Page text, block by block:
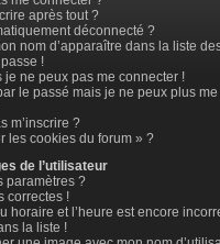
après tout ?
déconnecté ?
nom d’apparaître dans la liste
!
ne peux pas me connecter !
le passé mais je ne peux plus
m’inscrire ?
les cookies du forum » ?
de l’utilisateur
paramètres ?
correctes !
horaire et l’heure est encore
la liste !